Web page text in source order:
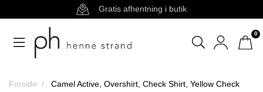
Gratis afhentning i butik
0
Forside Camel Active, Overshirt, Check Shirt, Yellow Check